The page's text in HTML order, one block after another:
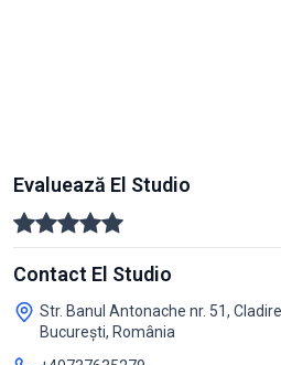
Evaluează El Studio
Contact El Studio
Str. Banul Antonache nr. 51,
București, România